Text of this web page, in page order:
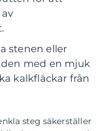
stenen eller
med en mjuk
kalkfläckar från
steg säkerställer